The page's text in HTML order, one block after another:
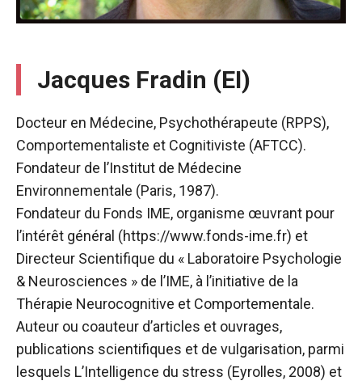
Jacques Fradin (EI)
Docteur en Médecine, Psychothérapeute (RPPS),
Comportementaliste et Cognitiviste (AFTCC).
Fondateur de l’Institut de Médecine
Environnementale (Paris, 1987).
Fondateur du Fonds IME, organisme œuvrant pour
l’intérêt général (https://www.fonds-ime.fr) et
Directeur Scientifique du « Laboratoire Psychologie
& Neurosciences » de l’IME, à l’initiative de la
Thérapie Neurocognitive et Comportementale.
Auteur ou coauteur d’articles et ouvrages,
publications scientifiques et de vulgarisation, parmi
lesquels L’Intelligence du stress (Eyrolles, 2008) et